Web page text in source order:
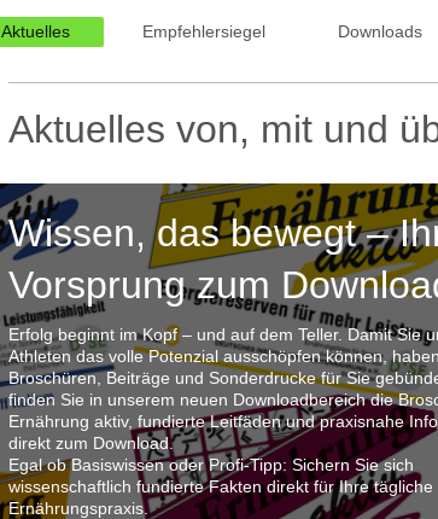
Aktuelles Empfehlersiegel Downloads
Aktuelles von, mit und
Wissen, das bewegt –
Vorsprung zum
Erfolg beginnt im Kopf – und auf dem Teller. Damit Sie
Athleten das volle Potenzial ausschöpfen können,
Broschüren, Beiträge und Sonderdrucke für Sie
finden Sie in unserem neuen Downloadbereich die
Ernährung aktiv, fundierte Leitfäden und praxisnahe
direkt zum Download.
Egal ob Basiswissen oder Profi-Tipp: Sichern Sie sich
wissenschaftlich fundierte Fakten direkt für Ihre tägliche
Ernährungspraxis.